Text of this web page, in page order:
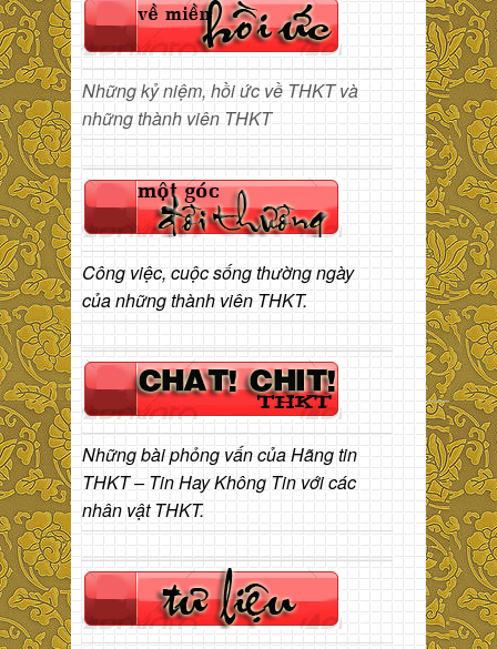
Những kỷ niệm, hồi ức về THKT và
những thành viên THKT
Công việc, cuộc sống thường ngày
của những thành viên THKT.
Những bài phỏng vấn của Hãng tin
THKT – Tin Hay Không Tin với các
nhân vật THKT.